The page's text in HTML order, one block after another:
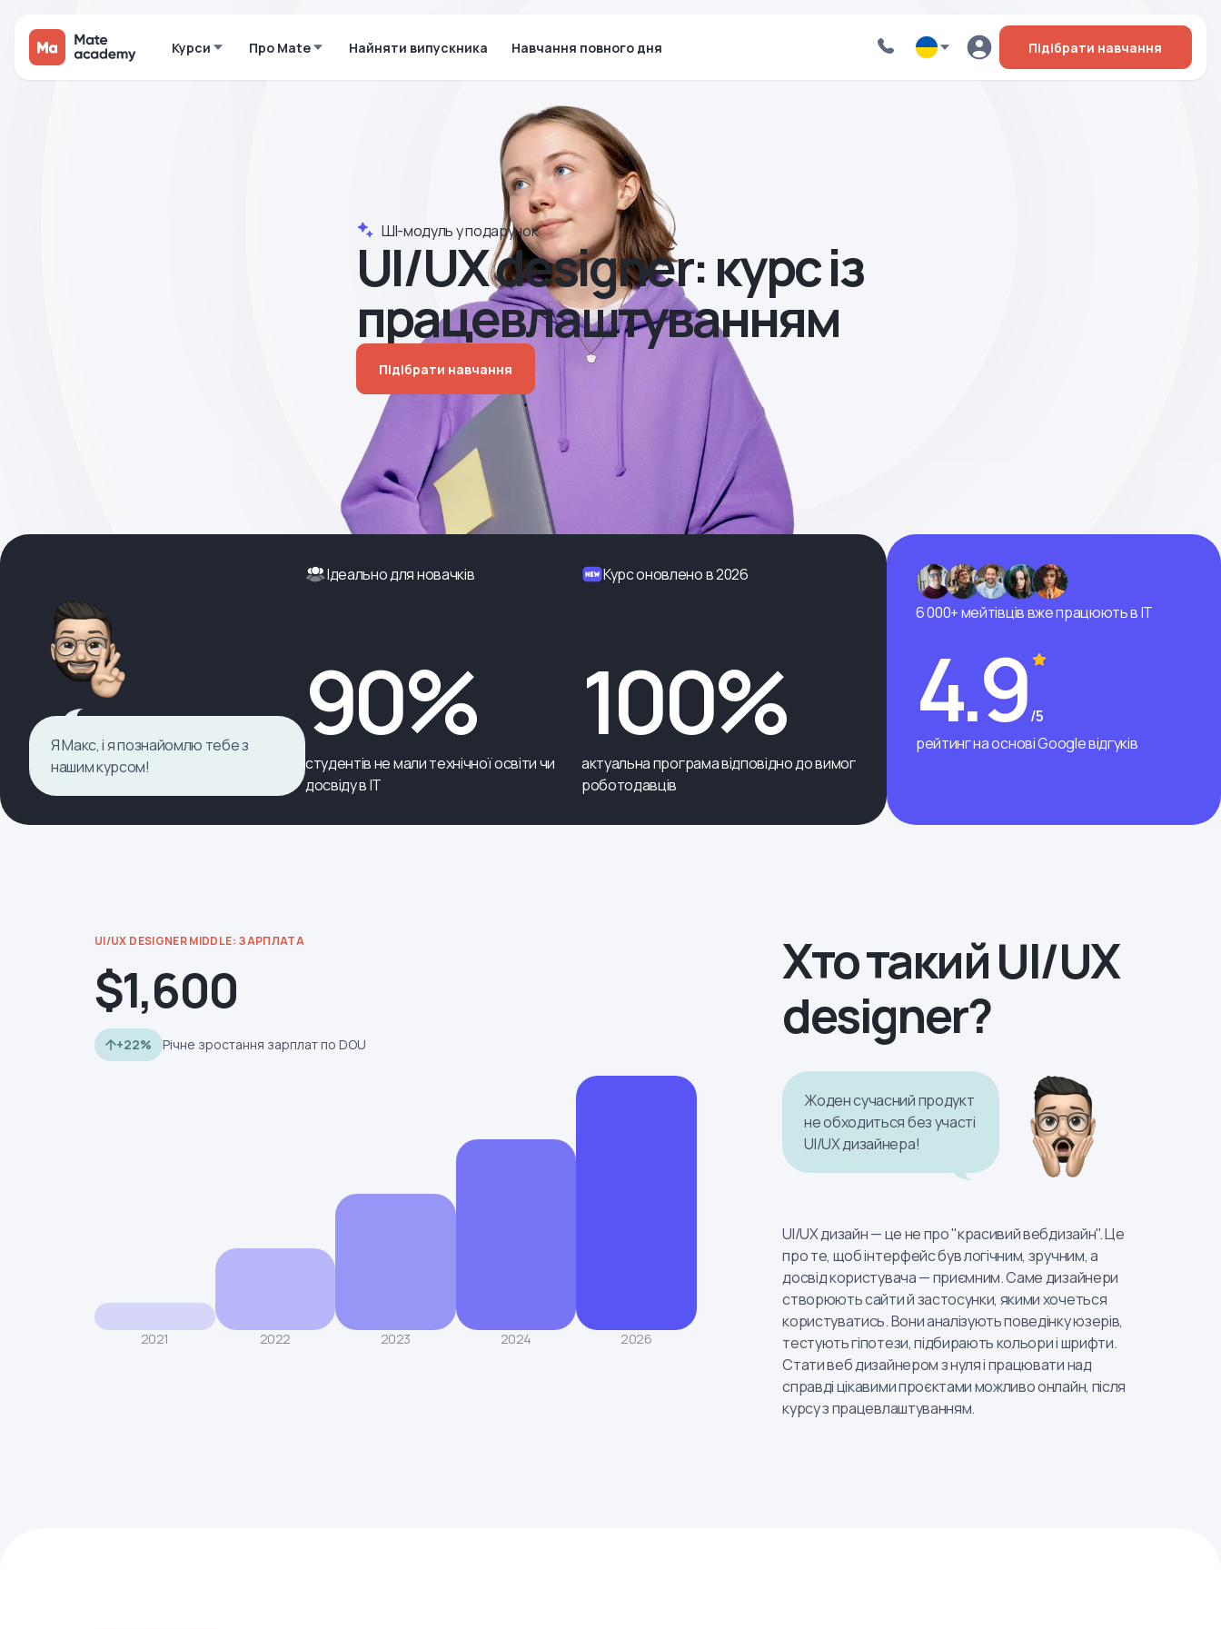
Курси Про Mate Найняти випускника Навчання повного дня Підібрати навчання
ШІ-модуль у подарунок
UI/UX designer: курс із
працевлаштуванням
Підібрати навчання
Я Макс, і я познайомлю тебе з
нашим курсом!
Ідеально для новачків
90%
студентів не мали технічної освіти чи
досвіду в ІТ
Курс оновлено в 2026
100%
актуальна програма відповідно до вимог
роботодавців
6 000+ мейтівців вже працюють в ІТ
4.9 /5
рейтинг на основі Google відгуків
UI/UX DESIGNER MIDDLE: ЗАРПЛАТА
$1,600
+22% Річне зростання зарплат по DOU
2021 2022 2023 2024 2026
Хто такий UI/UX
designer?
UI/UX дизайн — це не про "красивий вебдизайн". Це
про те, щоб інтерфейс був логічним, зручним, а
досвід користувача — приємним. Саме дизайнери
створюють сайти й застосунки, якими хочеться
користуватись. Вони аналізують поведінку юзерів,
тестують гіпотези, підбирають кольори і шрифти.
Стати веб дизайнером з нуля і працювати над
справді цікавими проєктами можливо онлайн, після
курсу з працевлаштуванням.
Жоден сучасний продукт
не обходиться без участі
UI/UX дизайнера!